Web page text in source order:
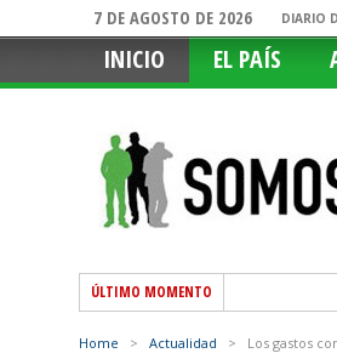
7 DE AGOSTO DE 2026 DIARIO
INICIO EL PAÍS
ÚLTIMO MOMENTO
Home > Actualidad > Los gastos